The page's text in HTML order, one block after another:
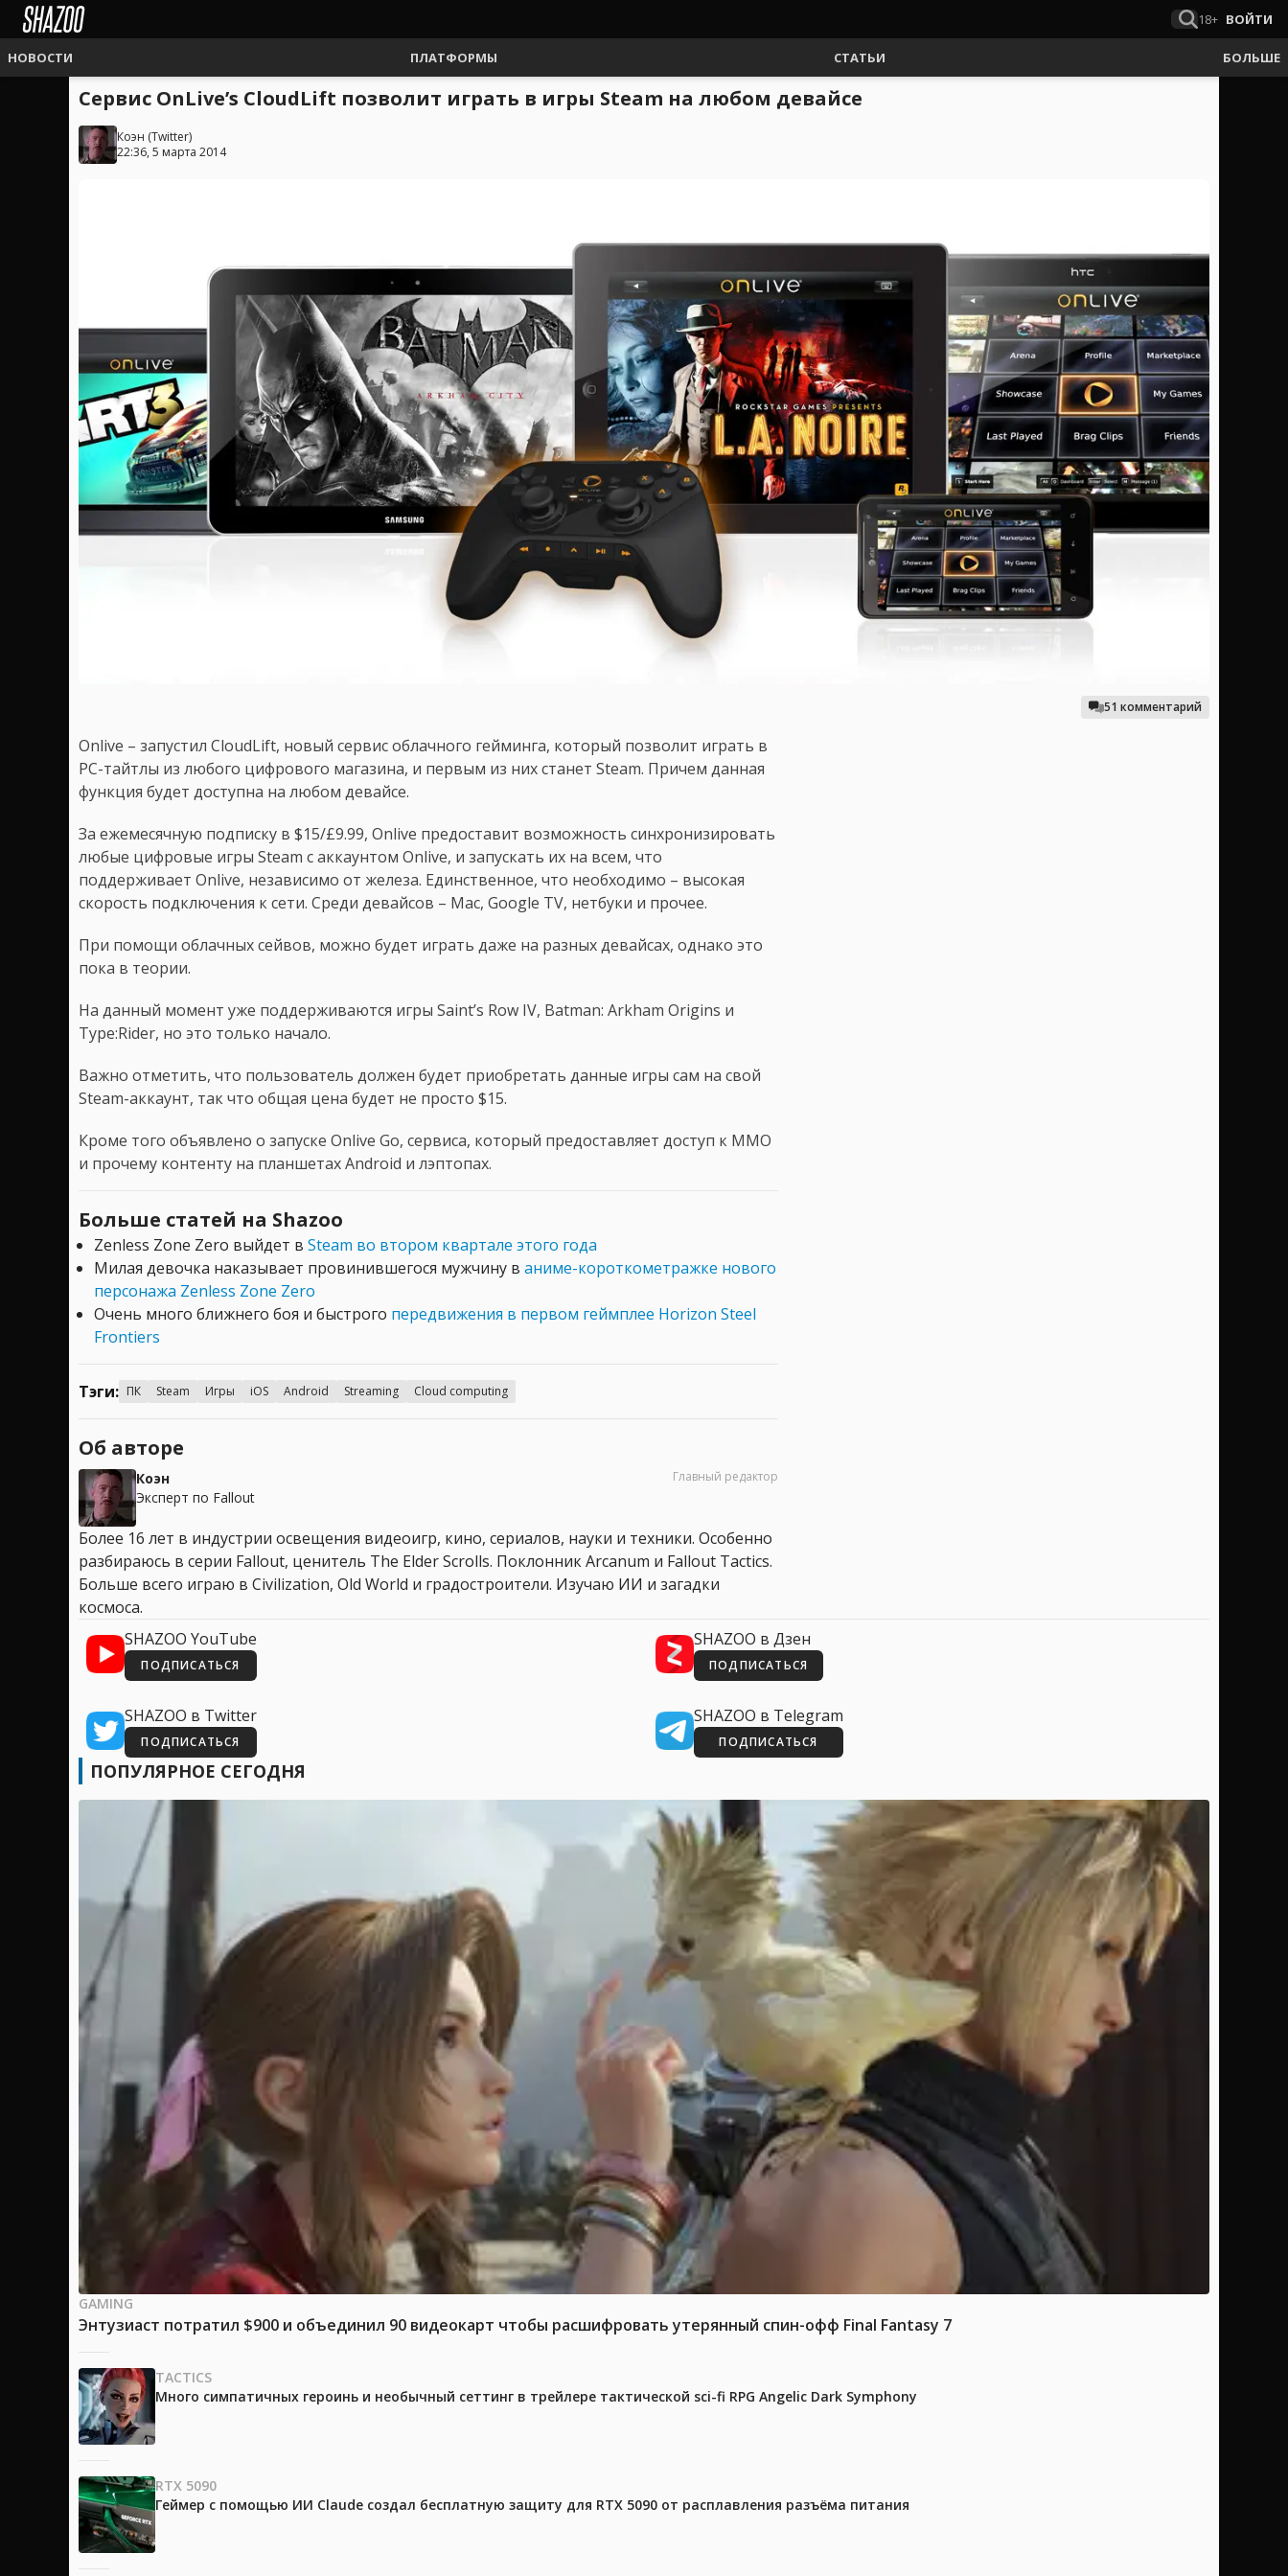
18+ ВОЙТИ
НОВОСТИ ПЛАТФОРМЫ СТАТЬИ БОЛЬШЕ
Сервис OnLive’s CloudLift позволит играть в игры Steam на любом девайсе
Коэн (Twitter)
22:36, 5 марта 2014
51 комментарий
Onlive – запустил CloudLift, новый сервис облачного гейминга, который позволит играть в
PC-тайтлы из любого цифрового магазина, и первым из них станет Steam. Причем данная
функция будет доступна на любом девайсе.
За ежемесячную подписку в $15/£9.99, Onlive предоставит возможность синхронизировать
любые цифровые игры Steam с аккаунтом Onlive, и запускать их на всем, что
поддерживает Onlive, независимо от железа. Единственное, что необходимо – высокая
скорость подключения к сети. Среди девайсов – Mac, Google TV, нетбуки и прочее.
При помощи облачных сейвов, можно будет играть даже на разных девайсах, однако это
пока в теории.
На данный момент уже поддерживаются игры Saint’s Row IV, Batman: Arkham Origins и
Type:Rider, но это только начало.
Важно отметить, что пользователь должен будет приобретать данные игры сам на свой
Steam-аккаунт, так что общая цена будет не просто $15.
Кроме того объявлено о запуске Onlive Go, сервиса, который предоставляет доступ к MMO
и прочему контенту на планшетах Android и лэптопах.
Больше статей на Shazoo
Zenless Zone Zero выйдет в Steam во втором квартале этого года
Милая девочка наказывает провинившегося мужчину в аниме-короткометражке нового
персонажа Zenless Zone Zero
Очень много ближнего боя и быстрого передвижения в первом геймплее Horizon Steel
Frontiers
Тэги: ПК Steam Игры iOS Android Streaming Cloud computing
Об авторе
Коэн
Эксперт по Fallout
Главный редактор
Более 16 лет в индустрии освещения видеоигр, кино, сериалов, науки и техники. Особенно
разбираюсь в серии Fallout, ценитель The Elder Scrolls. Поклонник Arcanum и Fallout Tactics.
Больше всего играю в Civilization, Old World и градостроители. Изучаю ИИ и загадки
космоса.
SHAZOO YouTube
ПОДПИСАТЬСЯ
SHAZOO в Дзен
ПОДПИСАТЬСЯ
SHAZOO в Twitter
ПОДПИСАТЬСЯ
SHAZOO в Telegram
ПОДПИСАТЬСЯ
ПОПУЛЯРНОЕ СЕГОДНЯ
GAMING
Энтузиаст потратил $900 и объединил 90 видеокарт чтобы расшифровать утерянный спин-офф Final Fantasy 7
TACTICS
Много симпатичных героинь и необычный сеттинг в трейлере тактической sci-fi RPG Angelic Dark Symphony
RTX 5090
Геймер с помощью ИИ Claude создал бесплатную защиту для RTX 5090 от расплавления разъёма питания